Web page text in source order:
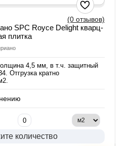
(0 отзывов)
SPС Royce Delight кварц-
плитка
4,5 мм, в т.ч. защитный
Отгрузка кратно
количество